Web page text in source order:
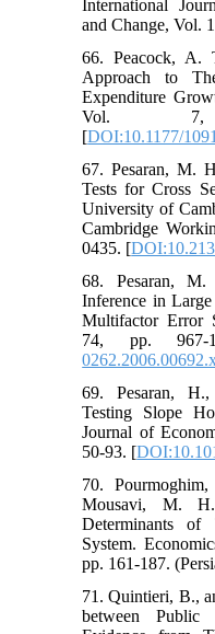
International
and Change, Vol.
66. Peacock, A.
Approach to
Expenditure
Vol.
[DOI:10.1177/
67. Pesaran, M.
Tests for Cross
University of
Cambridge
0435. [
68. Pesaran,
Inference in
Multifactor Error
74, pp. 967-
69. Pesaran,
Testing Slope
Journal of
50-93. [
70.
Mousavi, M.
Determinants
System.
pp. 161-187.
71. Quintieri, B.,
between Public